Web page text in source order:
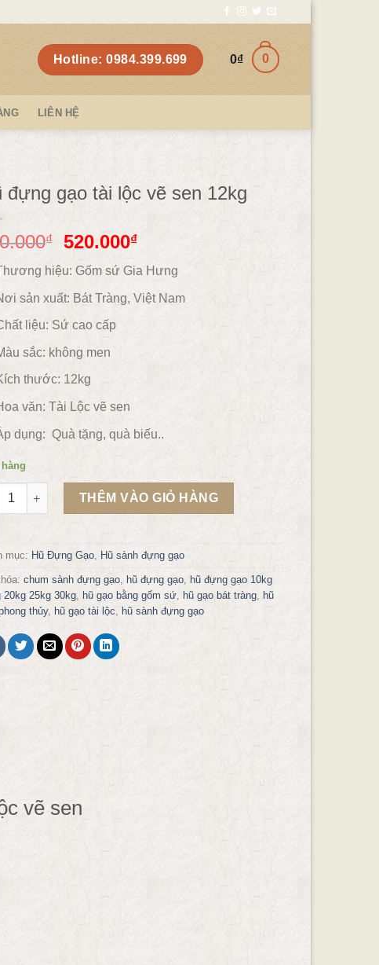
Hotline: 0984.399.699 0₫ 0
LIÊN HỆ
đựng gạo tài lộc vẽ sen 12kg
₫ 520.000₫
hiệu: Gốm sứ Gia Hưng
sản xuất: Bát Tràng, Việt Nam
liệu: Sứ cao cấp
sắc: không men
thước: 12kg
văn: Tài Lộc vẽ sen
dụng: Quà tặng, quà biếu..
đựng gạo tài lộc vẽ sen 12kg số lượng
THÊM VÀO GIỎ HÀNG
mục: Hũ Đựng Gạo, Hũ sành đựng gạo
chum sành đựng gạo, hũ đựng gạo, hũ đựng gạo 10kg
20kg 25kg 30kg, hũ gạo bằng gốm sứ, hũ gạo bát tràng, hũ
thủy, hũ gạo tài lộc, hũ sành đựng gạo
vẽ sen